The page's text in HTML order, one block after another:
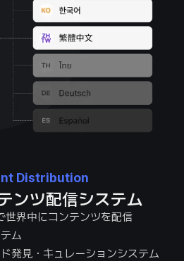
Distribution
ンツ配信システム
世界中にコンテンツを配信
ム
発見・キュレーションシステム